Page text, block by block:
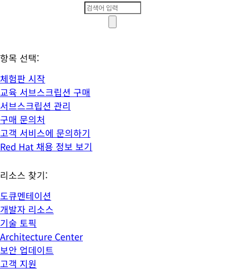
항목 선택:
체험판 시작
교육 서브스크립션 구매
서브스크립션 관리
구매 문의처
고객 서비스에 문의하기
Red Hat 채용 정보 보기
리소스 찾기:
도큐멘테이션
개발자 리소스
기술 토픽
Architecture Center
보안 업데이트
고객 지원